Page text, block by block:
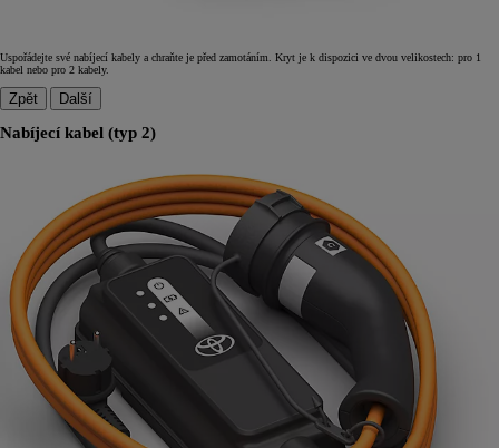
Uspořádejte své nabíjecí kabely a chraňte je před zamotáním. Kryt je k dispozici ve dvou velikostech: pro 1
kabel nebo pro 2 kabely.
Zpět Další
Nabíjecí kabel (typ 2)